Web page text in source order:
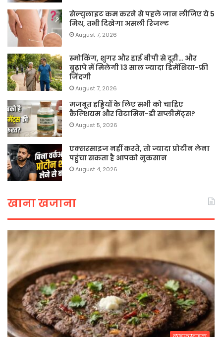
सेल्युलाइट कम करने से पहले जान लीजिए ये 5
मिथ, तभी दिखेगा असली रिजल्ट
August 7, 2026
स्मोकिंग, शुगर और हाई बीपी से दूरी… और
बुढ़ापे में मिलेगी 13 साल ज्यादा डिमेंशिया-फ्री
जिंदगी
August 7, 2026
मजबूत हड्डियों के लिए सभी को चाहिए
कैल्शियम और विटामिन-डी सप्लीमेंट्स?
August 5, 2026
एक्सरसाइज नहीं करते, तो ज्यादा प्रोटीन लेना
पहुंचा सकता है आपको नुकसान
August 4, 2026
खाना खजाना